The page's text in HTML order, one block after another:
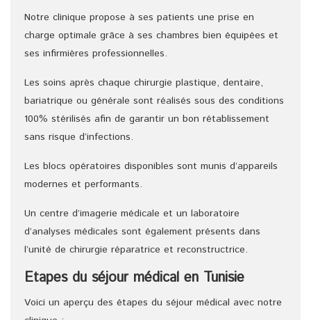
Notre clinique propose à ses patients une prise en
charge optimale grâce à ses chambres bien équipées et
ses infirmières professionnelles.
Les soins après chaque chirurgie plastique, dentaire,
bariatrique ou générale sont réalisés sous des conditions
100% stérilisés afin de garantir un bon rétablissement
sans risque d’infections.
Les blocs opératoires disponibles sont munis d’appareils
modernes et performants.
Un centre d’imagerie médicale et un laboratoire
d’analyses médicales sont également présents dans
l’unité de chirurgie réparatrice et reconstructrice.
Etapes du séjour médical en Tunisie
Voici un aperçu des étapes du séjour médical avec notre